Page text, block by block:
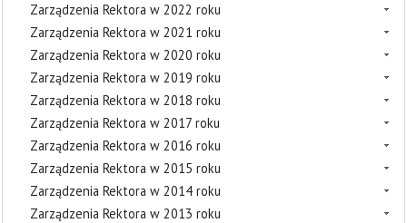
Zarządzenia Rektora w 2022 roku
Zarządzenia Rektora w 2021 roku
Zarządzenia Rektora w 2020 roku
Zarządzenia Rektora w 2019 roku
Zarządzenia Rektora w 2018 roku
Zarządzenia Rektora w 2017 roku
Zarządzenia Rektora w 2016 roku
Zarządzenia Rektora w 2015 roku
Zarządzenia Rektora w 2014 roku
Zarządzenia Rektora w 2013 roku